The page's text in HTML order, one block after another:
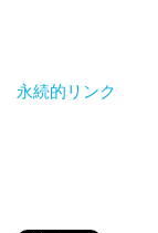
永続的リンク